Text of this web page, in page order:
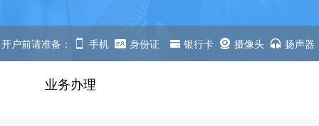
开户前请准备： 手机 身份证 银行卡 摄像头 扬声器
业务办理